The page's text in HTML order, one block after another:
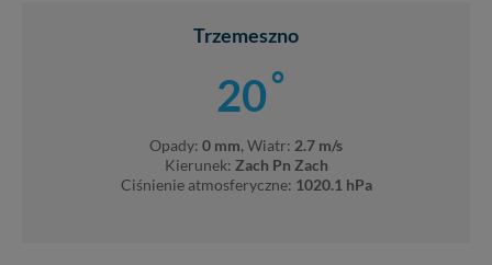
Trzemeszno
20°
Opady: 0 mm, Wiatr: 2.7 m/s
Kierunek: Zach Pn Zach
Ciśnienie atmosferyczne: 1020.1 hPa